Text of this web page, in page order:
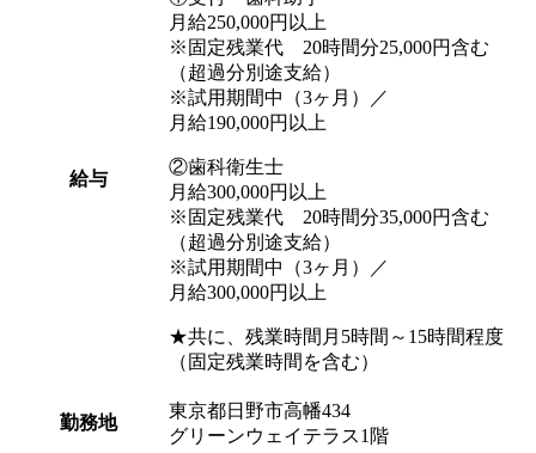
給与
月給250,000円以上
※固定残業代 20時間分25,000円含む
（超過分別途支給）
※試用期間中（3ヶ月）／
月給190,000円以上
②歯科衛生士
月給300,000円以上
※固定残業代 20時間分35,000円含む
（超過分別途支給）
※試用期間中（3ヶ月）／
月給300,000円以上
★共に、残業時間月5時間～15時間程度
（固定残業時間を含む）
勤務地
東京都日野市高幡434
グリーンウェイテラス1階